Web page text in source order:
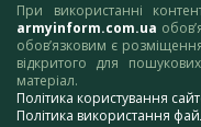
При використанні
armyinform.com.ua
обов’язковим є
відкритого для
матеріал.
Політика користування
Політика використання